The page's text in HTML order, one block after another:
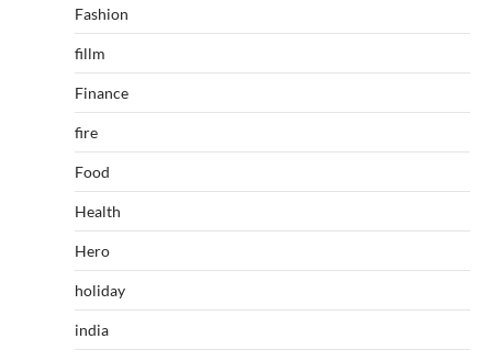
Fashion
fillm
Finance
fire
Food
Health
Hero
holiday
india